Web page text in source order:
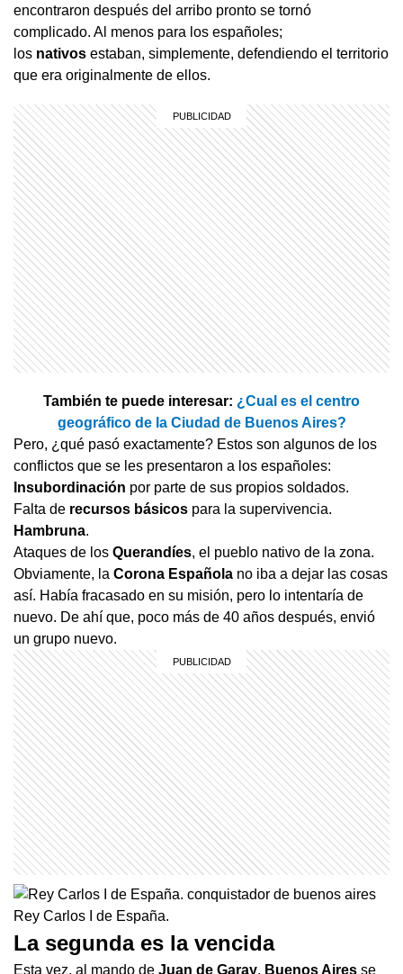
encontraron después del arribo pronto se tornó
complicado. Al menos para los españoles;
los nativos estaban, simplemente, defendiendo el territorio
que era originalmente de ellos.
También te puede interesar: ¿Cual es el centro
geográfico de la Ciudad de Buenos Aires?
Pero, ¿qué pasó exactamente? Estos son algunos de los
conflictos que se les presentaron a los españoles:
Insubordinación por parte de sus propios soldados.
Falta de recursos básicos para la supervivencia.
Hambruna.
Ataques de los Querandíes, el pueblo nativo de la zona.
Obviamente, la Corona Española no iba a dejar las cosas
así. Había fracasado en su misión, pero lo intentaría de
nuevo. De ahí que, poco más de 40 años después, envió
un grupo nuevo.
Rey Carlos I de España.
La segunda es la vencida
Esta vez, al mando de Juan de Garay, Buenos Aires se